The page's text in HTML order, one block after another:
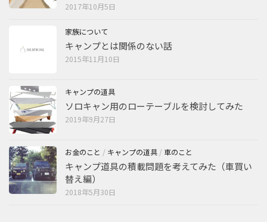
2017年10月5日
家族について
キャンプとは関係のない話
2015年11月10日
キャンプの道具
ソロキャン用のローテーブルを検討してみた
2019年9月27日
お金のこと / キャンプの道具 / 車のこと
キャンプ道具の積載問題を考えてみた（車買い
替え編）
2018年5月30日